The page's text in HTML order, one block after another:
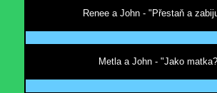
Renee a John - "Přestaň a
Metla a John - "Jako